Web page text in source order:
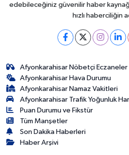
edebileceğiniz güvenilir haber
hızlı haberciliğin
Afyonkarahisar Nöbetçi Eczaneler
Afyonkarahisar Hava Durumu
Afyonkarahisar Namaz Vakitleri
Afyonkarahisar Trafik Yoğunluk
Puan Durumu ve Fikstür
Tüm Manşetler
Son Dakika Haberleri
Haber Arşivi